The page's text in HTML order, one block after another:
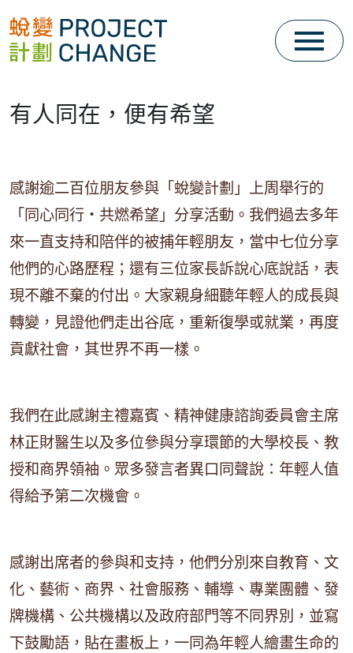
Skip
to
有人同在，便有希望
感謝逾二百位朋友參與「蛻變計劃」上周舉行的
「同心同行・共燃希望」分享活動。我們過去多年
來一直支持和陪伴的被捕年輕朋友，當中七位分享
他們的心路歷程；還有三位家長訴說心底說話，表
現不離不棄的付出。大家親身細聽年輕人的成長與
轉變，見證他們走出谷底，重新復學或就業，再度
貢獻社會，其世界不再一樣。
我們在此感謝主禮嘉賓、精神健康諮詢委員會主席
林正財醫生以及多位參與分享環節的大學校長、教
授和商界領袖。眾多發言者異口同聲說：年輕人值
得給予第二次機會。
感謝出席者的參與和支持，他們分別來自教育、文
化、藝術、商界、社會服務、輔導、專業團體、發
牌機構、公共機構以及政府部門等不同界別，並寫
下鼓勵語，貼在畫板上，一同為年輕人繪畫生命的